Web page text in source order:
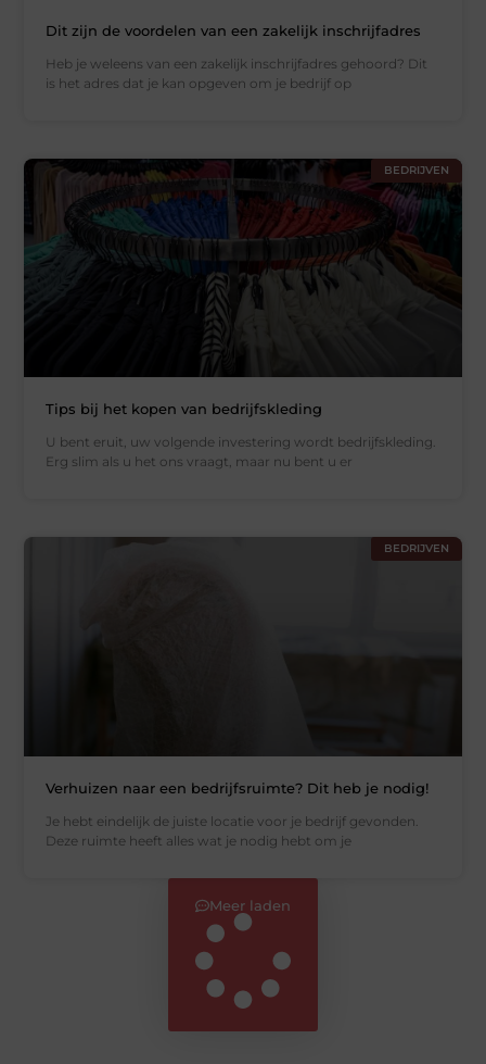
Dit zijn de voordelen van een zakelijk inschrijfadres
Heb je weleens van een zakelijk inschrijfadres gehoord? Dit
is het adres dat je kan opgeven om je bedrijf op
BEDRIJVEN
Tips bij het kopen van bedrijfskleding
U bent eruit, uw volgende investering wordt bedrijfskleding.
Erg slim als u het ons vraagt, maar nu bent u er
BEDRIJVEN
Verhuizen naar een bedrijfsruimte? Dit heb je nodig!
Je hebt eindelijk de juiste locatie voor je bedrijf gevonden.
Deze ruimte heeft alles wat je nodig hebt om je
Meer laden